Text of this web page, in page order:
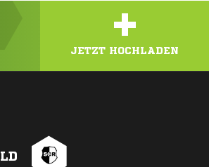
+
JETZT HOCHLADEN